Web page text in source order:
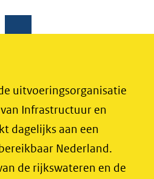
uitvoeringsorganisatie
Infrastructuur en
dagelijks aan een
Nederland.
de rijkswateren en de